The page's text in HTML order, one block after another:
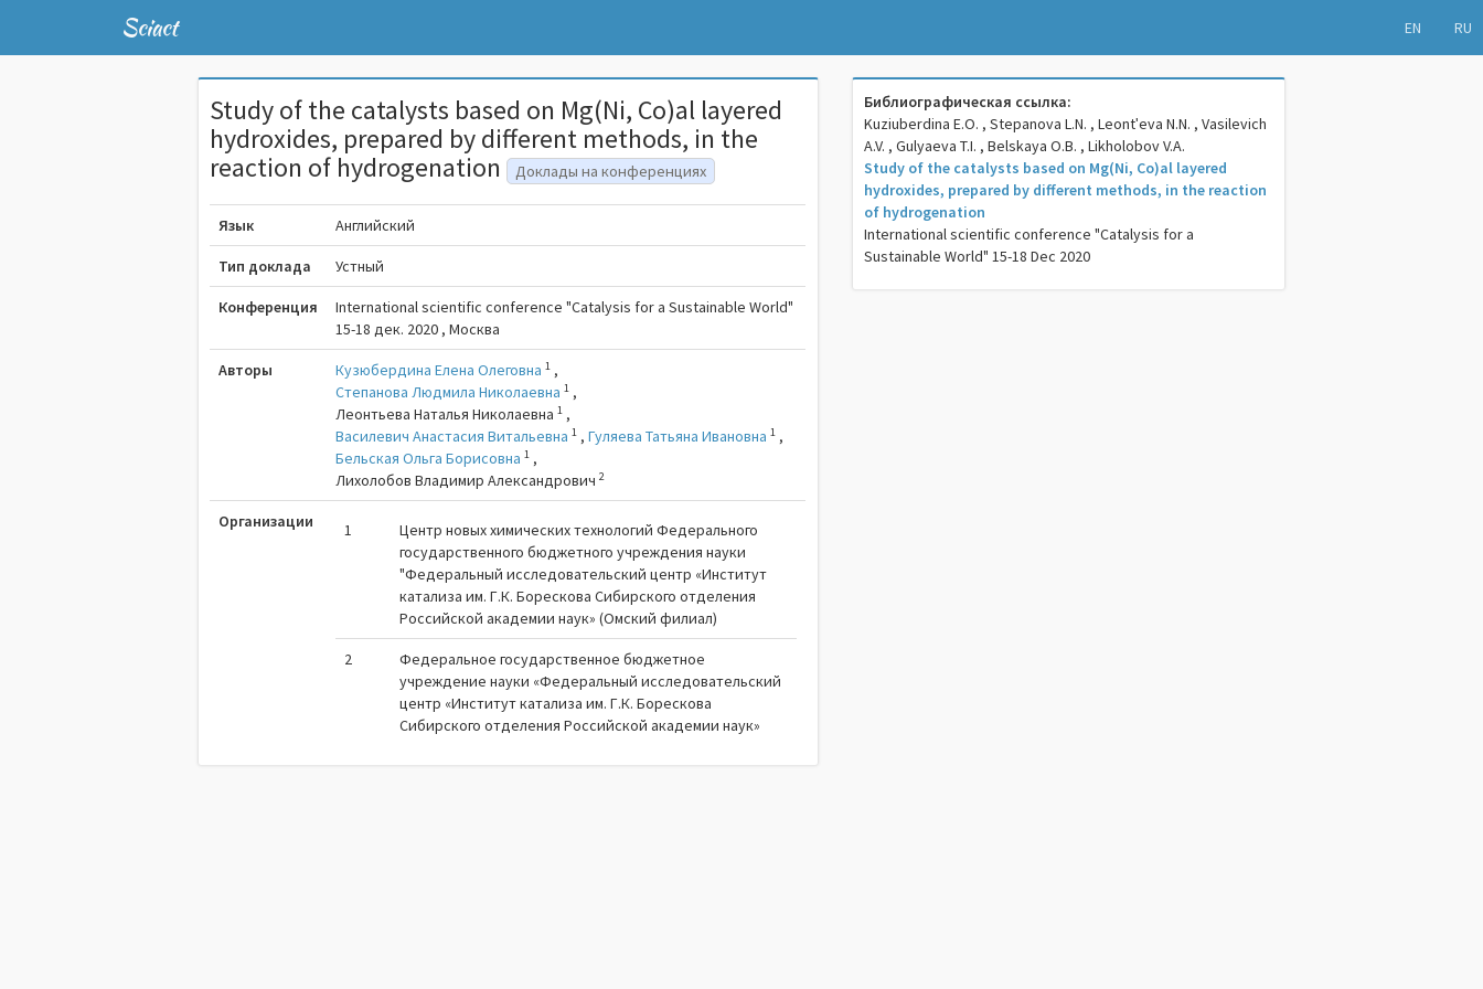
Sciact EN RU
Study of the catalysts based on Mg(Ni, Co)al layered
hydroxides, prepared by different methods, in the
reaction of hydrogenation Доклады на конференциях
Язык Английский
Тип доклада Устный
Конференция
International scientific conference "Catalysis for a Sustainable World"
15-18 дек. 2020 , Москва
Авторы Кузюбердина Елена Олеговна 1 ,
Степанова Людмила Николаевна 1 ,
Леонтьева Наталья Николаевна1 ,
Василевич Анастасия Витальевна 1 ,Гуляева Татьяна Ивановна 1 ,
Бельская Ольга Борисовна 1 ,
Лихолобов Владимир Александрович2
Организации 1
Центр новых химических технологий Федерального
государственного бюджетного учреждения науки
"Федеральный исследовательский центр «Институт
катализа им. Г.К. Борескова Сибирского отделения
Российской академии наук» (Омский филиал)
2
Федеральное государственное бюджетное
учреждение науки «Федеральный исследовательский
центр «Институт катализа им. Г.К. Борескова
Сибирского отделения Российской академии наук»
Библиографическая ссылка:
Kuziuberdina E.O. , Stepanova L.N. , Leontʹeva N.N. , Vasilevich
A.V. , Gulyaeva T.I. , Belskaya O.B. , Likholobov V.A.
Study of the catalysts based on Mg(Ni, Co)al layered
hydroxides, prepared by different methods, in the reaction
of hydrogenation
International scientific conference "Catalysis for a
Sustainable World" 15-18 Dec 2020